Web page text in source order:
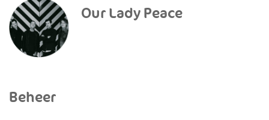
Our Lady Peace
Beheer